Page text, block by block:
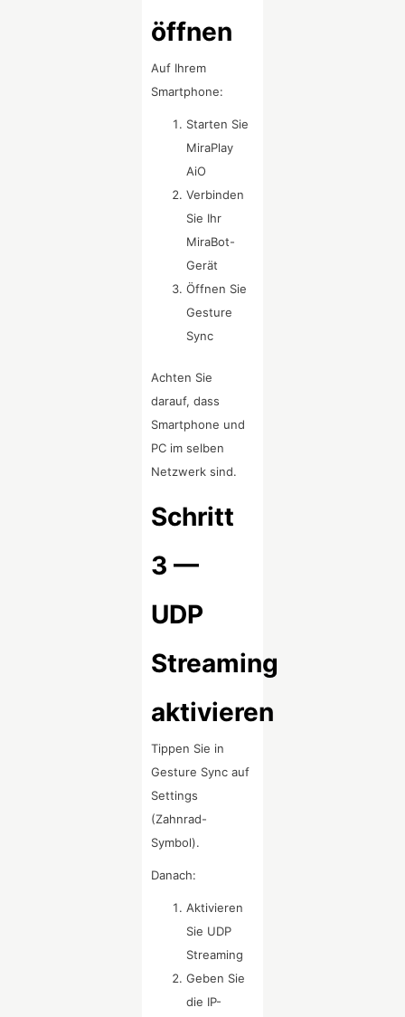
öffnen
Auf Ihrem
Smartphone:
Starten Sie
MiraPlay
AiO
Verbinden
Sie Ihr
MiraBot-
Gerät
Öffnen Sie
Gesture
Sync
Achten Sie
darauf, dass
Smartphone und
PC im selben
Netzwerk sind.
Schritt
3 —
UDP
Streaming
aktivieren
Tippen Sie in
Gesture Sync auf
Settings
(Zahnrad-
Symbol).
Danach:
Aktivieren
Sie UDP
Streaming
Geben Sie
die IP-